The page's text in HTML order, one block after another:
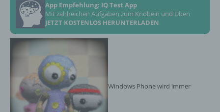
App Empfehlung: IQ Test App
Mit zahlreichen Aufgaben zum Knobeln und Üben
JETZT KOSTENLOS HERUNTERLADEN
Windows Phone wird immer